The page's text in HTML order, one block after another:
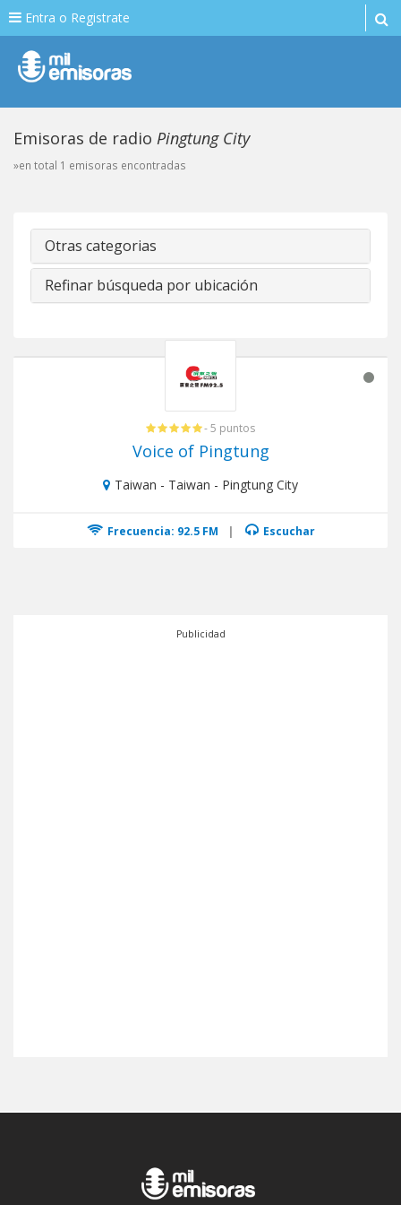
Entra o Registrate
Emisoras de radio Pingtung City
»en total 1 emisoras encontradas
Otras categorias
Refinar búsqueda por ubicación
- 5 puntos
Voice of Pingtung
Taiwan - Taiwan - Pingtung City
Frecuencia: 92.5 FM | Escuchar
Publicidad